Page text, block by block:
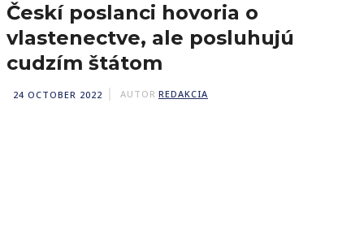
Českí poslanci hovoria o
vlastenectve, ale posluhujú
cudzím štátom
24 OCTOBER 2022 AUTOR REDAKCIA